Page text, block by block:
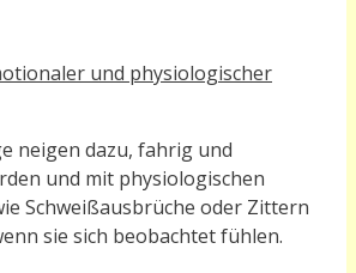
und physiologischer
neigen dazu, fahrig und
und mit physiologischen
Schweißausbrüche oder Zittern
sie sich beobachtet fühlen.